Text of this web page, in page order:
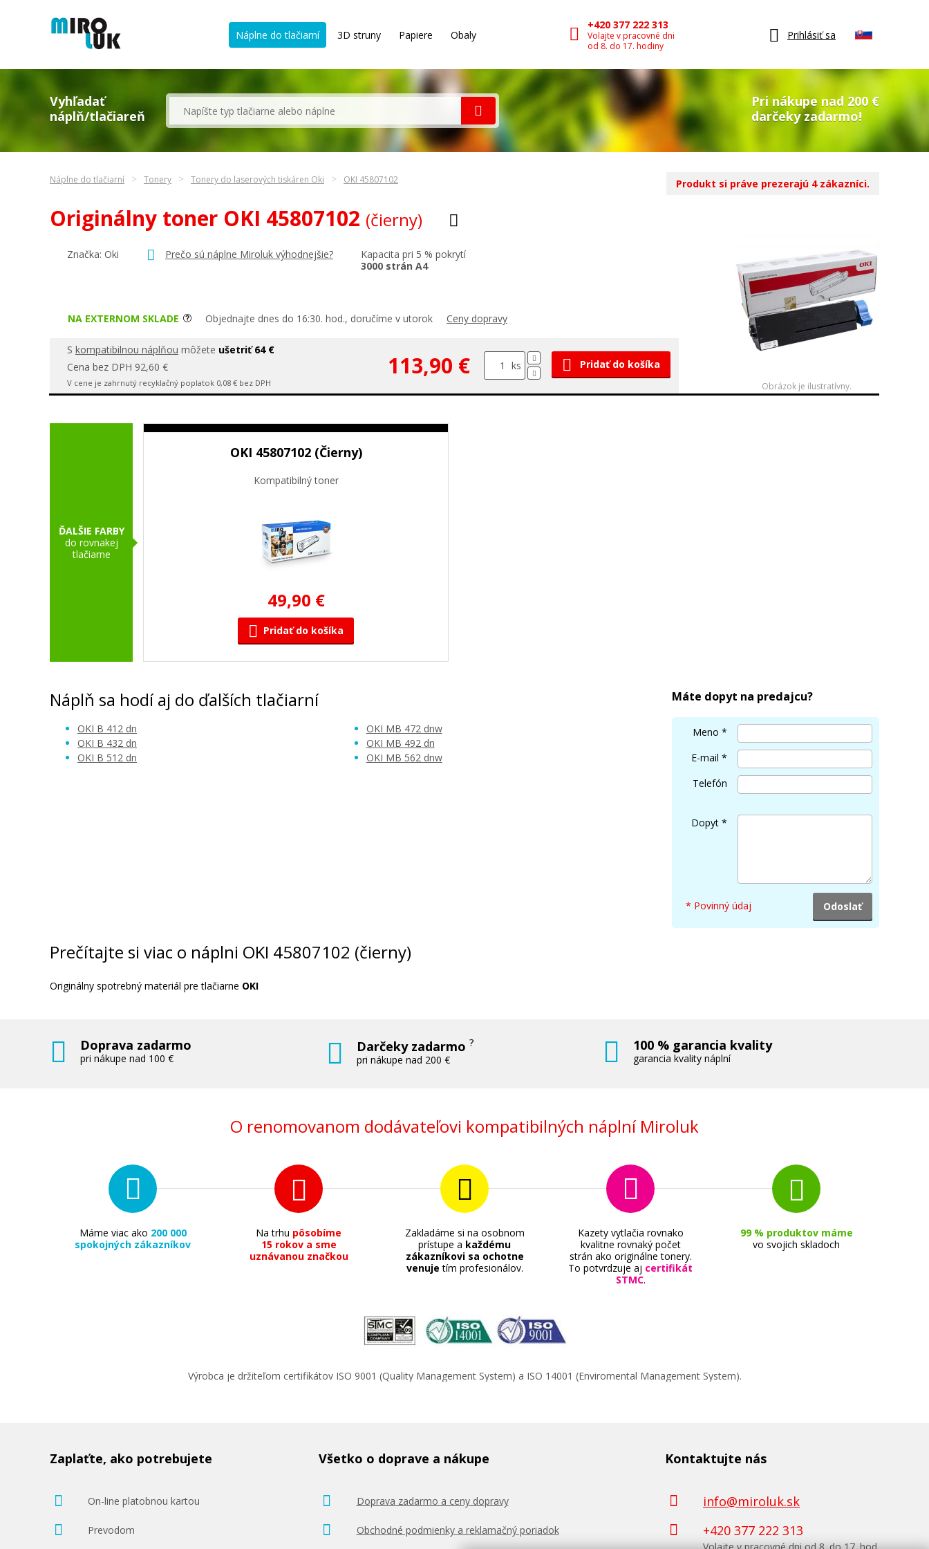
Náplne do tlačiarní 3D struny Papiere Obaly
+420 377 222 313
Volajte v pracovné dni
od 8. do 17. hodiny
Prihlásiť sa
Vyhľadať
náplň/tlačiareň
Pri nákupe nad 200 €
darčeky zadarmo!
Náplne do tlačiarní Tonery Tonery do laserových tiskáren Oki OKI 45807102
Originálny toner OKI 45807102 (čierny)
Značka: Oki Prečo sú náplne Miroluk výhodnejšie?
Kapacita pri 5 % pokrytí
3000 strán A4
NA EXTERNOM SKLADE Objednajte dnes do 16:30. hod., doručíme v utorok Ceny dopravy
S kompatibilnou náplňou môžete ušetriť 64 €
Cena bez DPH 92,60 €
V cene je zahrnutý recyklačný poplatok 0,08 € bez DPH
113,90 € ks Pridať do košíka
Obrázok je ilustratívny.
Produkt si práve prezerajú 4 zákazníci.
ĎALŠIE FARBY
do rovnakej
tlačiarne
OKI 45807102 (Čierny)
Kompatibilný toner
49,90 €
Pridať do košíka
Náplň sa hodí aj do ďalších tlačiarní
OKI B 412 dn
OKI B 432 dn
OKI B 512 dn
OKI MB 472 dnw
OKI MB 492 dn
OKI MB 562 dnw
Máte dopyt na predajcu?
Meno *
E-mail *
Telefón
Dopyt *
* Povinný údaj
Prečítajte si viac o náplni OKI 45807102 (čierny)
Originálny spotrebný materiál pre tlačiarne OKI
Doprava zadarmo
pri nákupe nad 100 €
Darčeky zadarmo?
pri nákupe nad 200 €
100 % garancia kvality
garancia kvality náplní
O renomovanom dodávateľovi kompatibilných náplní Miroluk
Máme viac ako 200 000
spokojných zákazníkov
Na trhu pôsobíme
15 rokov a sme
uznávanou značkou
Zakladáme si na osobnom
prístupe a každému
zákazníkovi sa ochotne
venuje tím profesionálov.
Kazety vytlačia rovnako
kvalitne rovnaký počet
strán ako originálne tonery.
To potvrdzuje aj certifikát
STMC.
99 % produktov máme
vo svojich skladoch
Výrobca je držiteľom certifikátov ISO 9001 (Quality Management System) a ISO 14001 (Enviromental Management System).
Zaplaťte, ako potrebujete
On-line platobnou kartou
Prevodom
Všetko o doprave a nákupe
Doprava zadarmo a ceny dopravy
Obchodné podmienky a reklamačný poriadok
Kontaktujte nás
info@miroluk.sk
+420 377 222 313